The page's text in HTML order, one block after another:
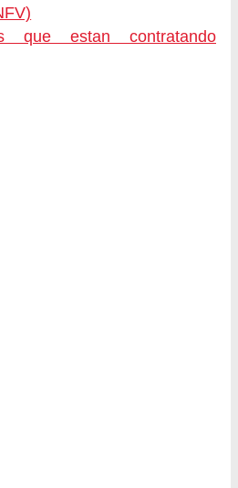
que estan contratando